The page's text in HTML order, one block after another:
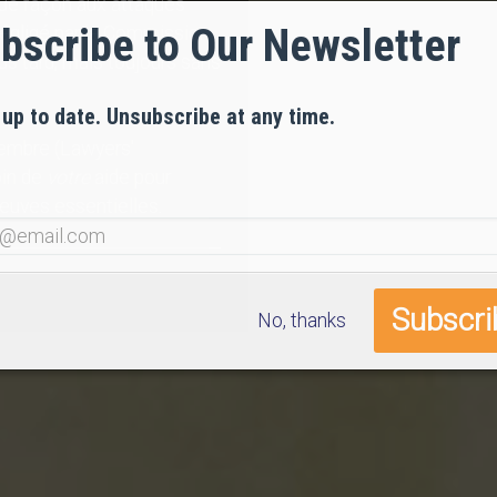
façon aux attaques
par la Commission
tard, mais toujours sans
(Lawyers'
de
essentielles.
to Our Newsletter
to date. Unsubscribe at any time.
No, thanks